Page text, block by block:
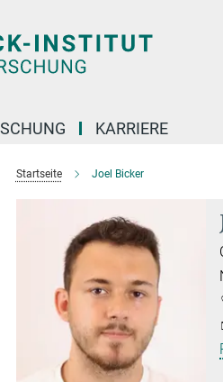
KARRIERE
Startseite Joel Bicker